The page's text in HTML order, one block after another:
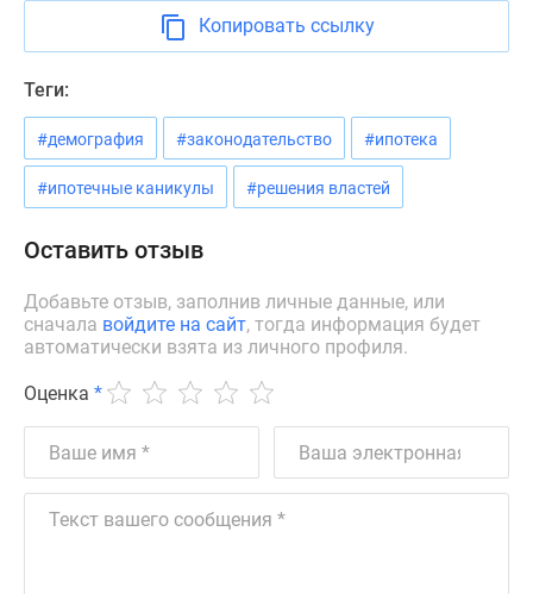
Мнение
Аналитика
рынка
Покупателю
Экспертиза
новостроек
Эксперты
авторы
проекте
Контакты
сайте
Копировать ссылку
Теги:
#демография #законодательство #ипотека
#ипотечные каникулы #решения властей
Оставить отзыв
Добавьте отзыв, заполнив личные данные, или
сначала войдите на сайт, тогда информация будет
автоматически взята из личного профиля.
Оценка *